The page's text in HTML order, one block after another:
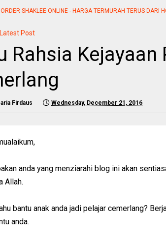
SHAKLEE ONLINE - HARGA TERMURAH TERUS DARI
Latest Post
Rahsia Kejayaan
Firdaus Wednesday, December 21, 2016
anda yang menziarahi blog ini akan
Allah.
bantu anak anda jadi pelajar cemerlang?
anda.